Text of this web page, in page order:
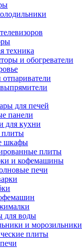
техника
и обогреватели
для печей
панели
для кухни
плиты
шкафы
плиты
и кофемашины
печи
для воды
и морозильники
плиты